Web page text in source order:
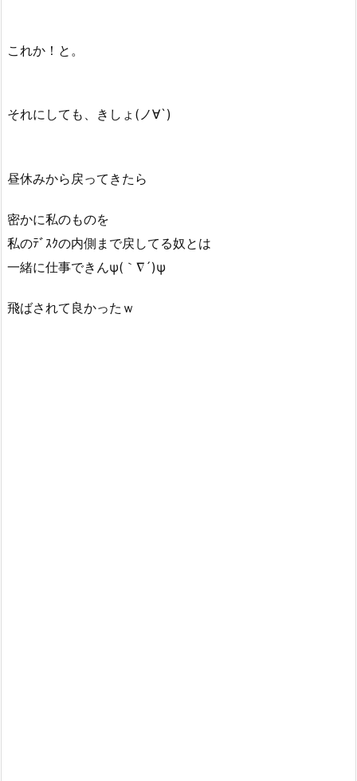
これか！と。
それにしても、きしょ(ノ∀`)
昼休みから戻ってきたら
密かに私のものを
私のﾃﾞｽｸの内側まで戻してる奴とは
一緒に仕事できんψ(｀∇´)ψ
飛ばされて良かったｗ